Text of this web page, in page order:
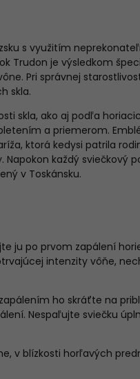
s využitím
Trudon je výsledkom
Pri správnej
skla.
skla, ako aj podľa
a priemerom.
ktorá kedysi patrila
Napokon každý sviečkový
v Toskánsku.
ju po prvom zapálení
intenzity vôňe,
ho skráťte na
Nespaľujte sviečku
v blízkosti horľavých